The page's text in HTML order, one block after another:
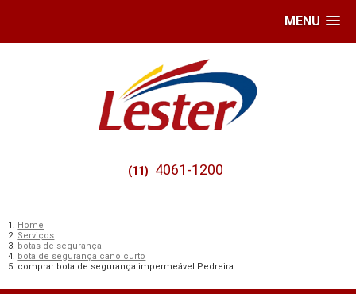
MENU
(11) 4061-1200
Home
Serviços
botas de segurança
bota de segurança cano curto
comprar bota de segurança impermeável Pedreira